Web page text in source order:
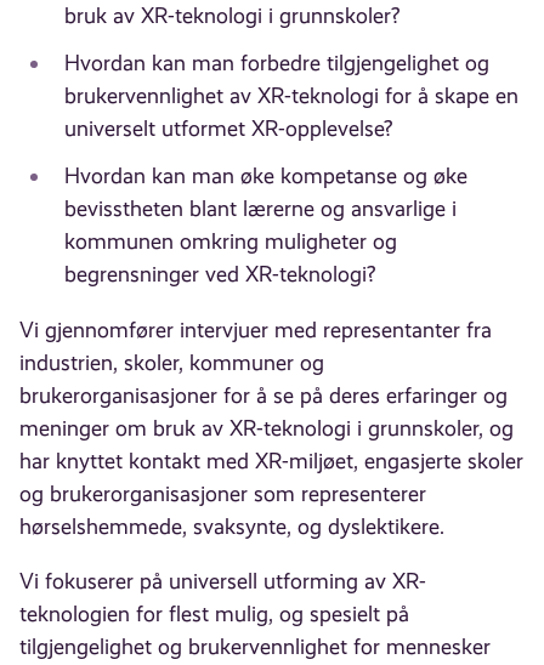
bruk av XR-teknologi i grunnskoler?
Hvordan kan man forbedre tilgjengelighet og
brukervennlighet av XR-teknologi for å skape en
universelt utformet XR-opplevelse?
Hvordan kan man øke kompetanse og øke
bevisstheten blant lærerne og ansvarlige i
kommunen omkring muligheter og
begrensninger ved XR-teknologi?
Vi gjennomfører intervjuer med representanter fra
industrien, skoler, kommuner og
brukerorganisasjoner for å se på deres erfaringer og
meninger om bruk av XR-teknologi i grunnskoler, og
har knyttet kontakt med XR-miljøet, engasjerte skoler
og brukerorganisasjoner som representerer
hørselshemmede, svaksynte, og dyslektikere.
Vi fokuserer på universell utforming av XR-
teknologien for flest mulig, og spesielt på
tilgjengelighet og brukervennlighet for mennesker